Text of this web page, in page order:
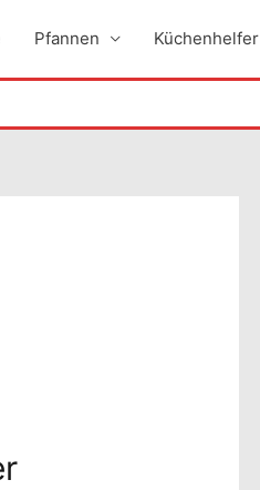
Pfannen Küchenhelfer